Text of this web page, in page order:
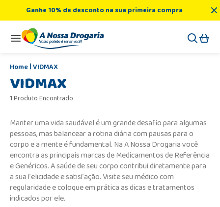
Ganhe 10% de desconto na sua primeira compra
VIDMAX
VIDMAX
1 Produto Encontrado
Manter uma vida saudável é um grande desafio para algumas
pessoas, mas balancear a rotina diária com pausas para o
corpo e a mente é fundamental. Na A Nossa Drogaria você
encontra as principais marcas de Medicamentos de Referência
e Genéricos. A saúde de seu corpo contribui diretamente para
a sua felicidade e satisfação. Visite seu médico com
regularidade e coloque em prática as dicas e tratamentos
indicados por ele.